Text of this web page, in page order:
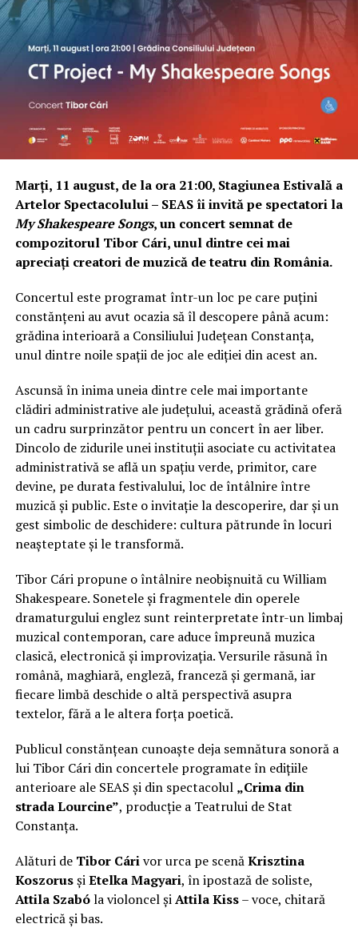
Marți, 11 august, de la ora 21:00, Stagiunea Estivală a
Artelor Spectacolului – SEAS îi invită pe spectatori la
My Shakespeare Songs, un concert semnat de
compozitorul Tibor Cári, unul dintre cei mai
apreciați creatori de muzică de teatru din România.
Concertul este programat într-un loc pe care puțini
constănțeni au avut ocazia să îl descopere până acum:
grădina interioară a Consiliului Județean Constanța,
unul dintre noile spații de joc ale ediției din acest an.
Ascunsă în inima uneia dintre cele mai importante
clădiri administrative ale județului, această grădină oferă
un cadru surprinzător pentru un concert în aer liber.
Dincolo de zidurile unei instituții asociate cu activitatea
administrativă se află un spațiu verde, primitor, care
devine, pe durata festivalului, loc de întâlnire între
muzică și public. Este o invitație la descoperire, dar și un
gest simbolic de deschidere: cultura pătrunde în locuri
neașteptate și le transformă.
Tibor Cári propune o întâlnire neobișnuită cu William
Shakespeare. Sonetele și fragmentele din operele
dramaturgului englez sunt reinterpretate într-un limbaj
muzical contemporan, care aduce împreună muzica
clasică, electronică și improvizația. Versurile răsună în
română, maghiară, engleză, franceză și germană, iar
fiecare limbă deschide o altă perspectivă asupra
textelor, fără a le altera forța poetică.
Publicul constănțean cunoaște deja semnătura sonoră a
lui Tibor Cári din concertele programate în edițiile
anterioare ale SEAS și din spectacolul „Crima din
strada Lourcine”, producție a Teatrului de Stat
Constanța.
Alături de Tibor Cárivor urca pe scenăKrisztina
KoszorusșiEtelka Magyari, în ipostază de soliste,
Attila Szabóla violoncel șiAttila Kiss– voce, chitară
electrică și bas.